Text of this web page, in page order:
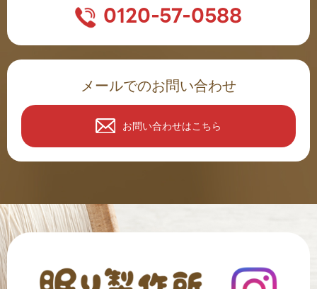
0120-57-0588
メールでのお問い合わせ
お問い合わせはこちら